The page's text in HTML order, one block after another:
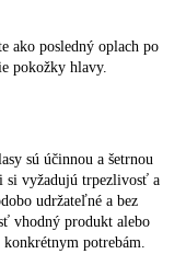
ako posledný oplach po
pokožky hlavy.
sú účinnou a šetrnou
si vyžadujú trpezlivosť a
udržateľné a bez
vhodný produkt alebo
potrebám.